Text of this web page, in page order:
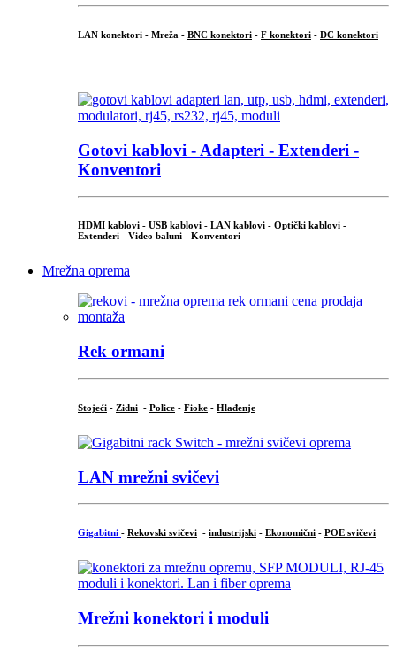
LAN konektori - Mreža - BNC konektori - F konektori - DC konektori
Gotovi kablovi - Adapteri - Extenderi -
Konventori
HDMI kablovi - USB kablovi - LAN kablovi - Optički kablovi -
Extenderi - Video baluni - Konventori
Mrežna oprema
Rek ormani
Stojeći - Zidni - Police - Fioke - Hlađenje
LAN mrežni svičevi
Gigabitni - Rekovski svičevi - industrijski - Ekonomični - POE svičevi
Mrežni konektori i moduli